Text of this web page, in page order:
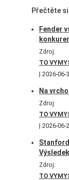
Přečtěte si
Fender
Zdroj:
TO
2026-06-
Na
Zdroj:
TO
2026-06-
Zdroj:
TO